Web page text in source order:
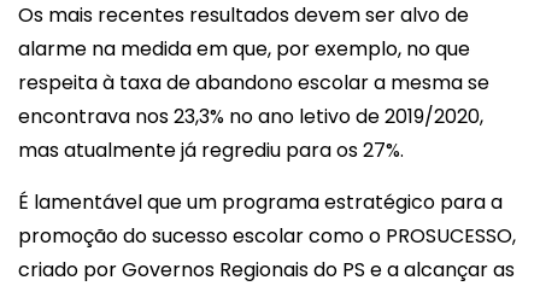
Os mais recentes resultados devem ser alvo de
alarme na medida em que, por exemplo, no que
respeita à taxa de abandono escolar a mesma se
encontrava nos 23,3% no ano letivo de 2019/2020,
mas atualmente já regrediu para os 27%.
É lamentável que um programa estratégico para a
promoção do sucesso escolar como o PROSUCESSO,
criado por Governos Regionais do PS e a alcançar as